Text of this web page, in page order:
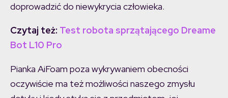
doprowadzić do niewykrycia człowieka.
Czytaj też: Test robota sprzątającego Dreame
Bot L10 Pro
Pianka AiFoam poza wykrywaniem obecności
oczywiście ma też możliwości naszego zmysłu